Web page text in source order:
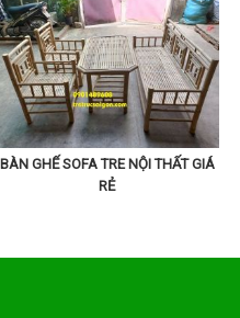
BÀN GHẾ SOFA TRE NỘI THẤT GIÁ
RẺ